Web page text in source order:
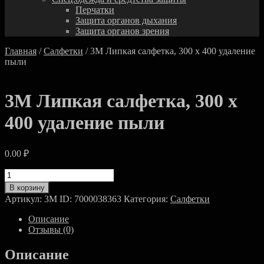
Перчатки
Защита органов дыхания
Защита органов зрения
Главная /Салфетки / 3M Липкая салфетка, 300 х 400 удаление
пыли
3M Липкая салфетка, 300 х
400 удаление пыли
0.00 ₽
Количество
товара
3M
Липкая
салфетка,
400
удаление
В корзину
Артикул: 3M ID: 7000038363 Категория: Салфетки
Описание
Отзывы (0)
Описание